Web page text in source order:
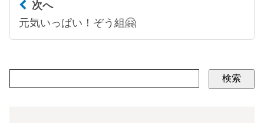
次へ
元気いっぱい！ぞう組🤗
検索